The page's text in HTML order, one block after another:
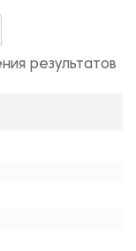
результатов